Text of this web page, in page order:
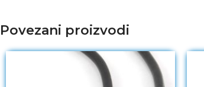
Povezani proizvodi